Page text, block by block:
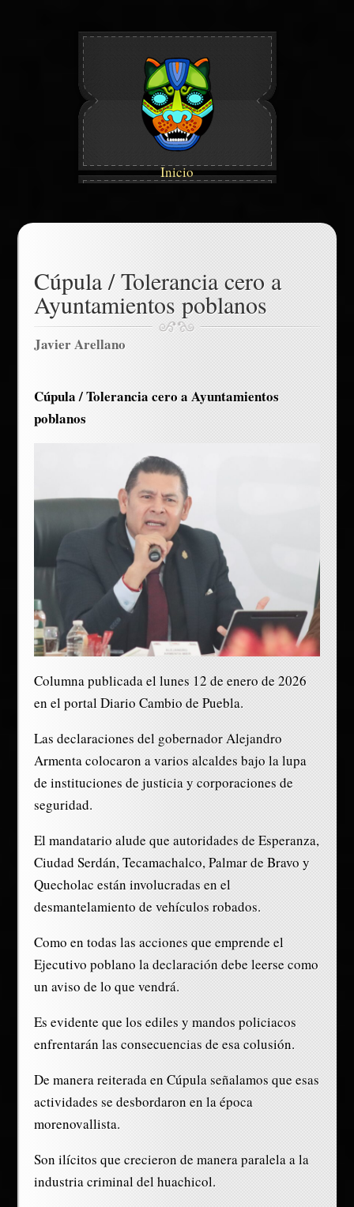
Inicio
Cúpula / Tolerancia cero a
Ayuntamientos poblanos
Javier Arellano
Cúpula / Tolerancia cero a Ayuntamientos
poblanos
Columna publicada el lunes 12 de enero de 2026
en el portal Diario Cambio de Puebla.
Las declaraciones del gobernador Alejandro
Armenta colocaron a varios alcaldes bajo la lupa
de instituciones de justicia y corporaciones de
seguridad.
El mandatario alude que autoridades de Esperanza,
Ciudad Serdán, Tecamachalco, Palmar de Bravo y
Quecholac están involucradas en el
desmantelamiento de vehículos robados.
Como en todas las acciones que emprende el
Ejecutivo poblano la declaración debe leerse como
un aviso de lo que vendrá.
Es evidente que los ediles y mandos policiacos
enfrentarán las consecuencias de esa colusión.
De manera reiterada en Cúpula señalamos que esas
actividades se desbordaron en la época
morenovallista.
Son ilícitos que crecieron de manera paralela a la
industria criminal del huachicol.